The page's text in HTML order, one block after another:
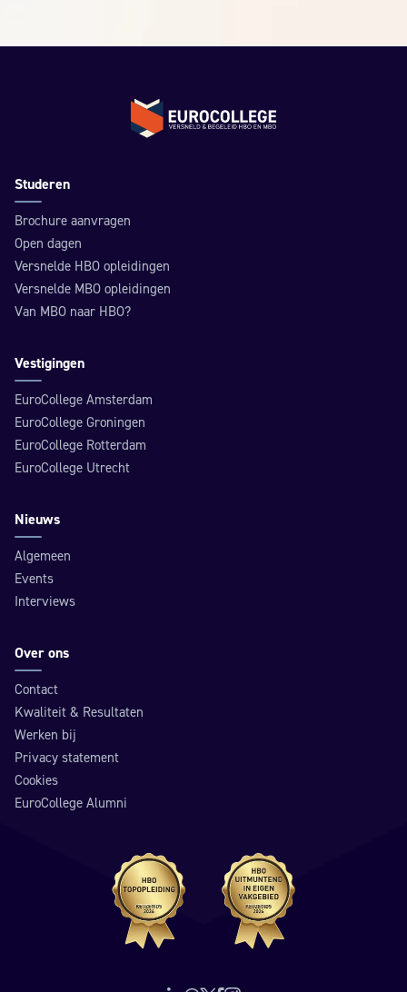
Terug naar de homepage
Studeren
Brochure aanvragen
Open dagen
Versnelde HBO opleidingen
Versnelde MBO opleidingen
Van MBO naar HBO?
Vestigingen
EuroCollege Amsterdam
EuroCollege Groningen
EuroCollege Rotterdam
EuroCollege Utrecht
Nieuws
Algemeen
Events
Interviews
Over ons
Contact
Kwaliteit & Resultaten
Werken bij
Privacy statement
Cookies
EuroCollege Alumni